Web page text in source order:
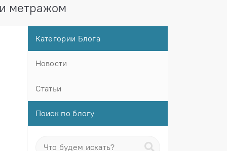
метражом
Категории Блога
Новости
Статьи
Поиск по блогу